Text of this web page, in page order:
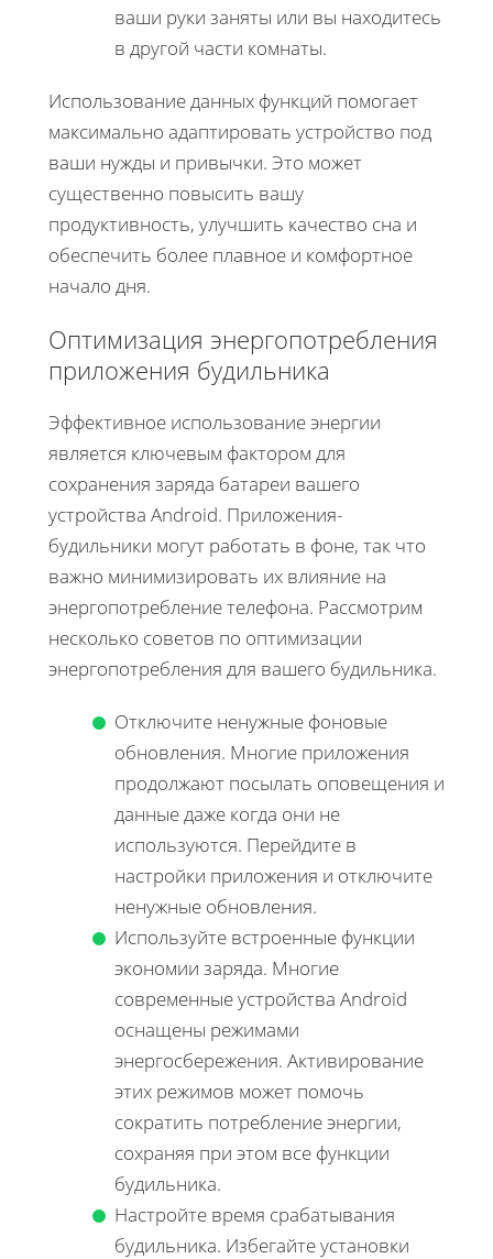
ваши руки заняты или вы находитесь
в другой части комнаты.
Использование данных функций помогает
максимально адаптировать устройство под
ваши нужды и привычки. Это может
существенно повысить вашу
продуктивность, улучшить качество сна и
обеспечить более плавное и комфортное
начало дня.
Оптимизация энергопотребления
приложения будильника
Эффективное использование энергии
является ключевым фактором для
сохранения заряда батареи вашего
устройства Android. Приложения-
будильники могут работать в фоне, так что
важно минимизировать их влияние на
энергопотребление телефона. Рассмотрим
несколько советов по оптимизации
энергопотребления для вашего будильника.
Отключите ненужные фоновые
обновления. Многие приложения
продолжают посылать оповещения и
данные даже когда они не
используются. Перейдите в
настройки приложения и отключите
ненужные обновления.
Используйте встроенные функции
экономии заряда. Многие
современные устройства Android
оснащены режимами
энергосбережения. Активирование
этих режимов может помочь
сократить потребление энергии,
сохраняя при этом все функции
будильника.
Настройте время срабатывания
будильника. Избегайте установки